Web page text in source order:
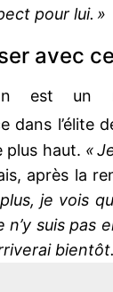
pour lui. »
avec
est un
dans l’élite
plus haut. «
après la
je vois
suis pas